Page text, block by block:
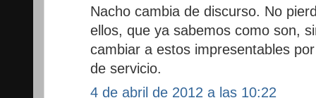
Nacho cambia de discurso. No
ellos, que ya sabemos como son,
cambiar a estos impresentables
de servicio.
4 de abril de 2012 a las 10:22